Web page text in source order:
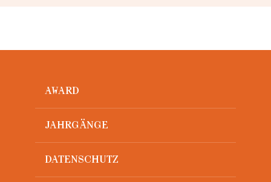
AWARD
JAHRGÄNGE
DATENSCHUTZ